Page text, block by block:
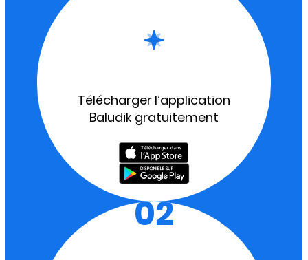
Télécharger l’application
Baludik gratuitement
02